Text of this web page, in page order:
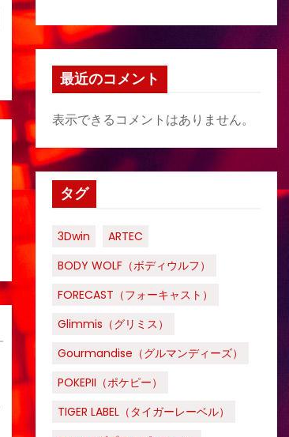
最近のコメント
表示できるコメントはありません。
タグ
3Dwin
ARTEC
BODY WOLF（ボディウルフ）
FORECAST（フォーキャスト）
Glimmis（グリミス）
Gourmandise（グルマンディーズ）
POKEPII（ポケピー）
TIGER LABEL（タイガーレーベル）